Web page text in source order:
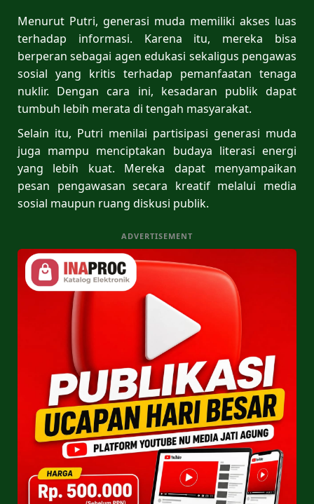
Menurut Putri, generasi muda memiliki akses luas
terhadap informasi. Karena itu, mereka bisa
berperan sebagai agen edukasi sekaligus pengawas
sosial yang kritis terhadap pemanfaatan tenaga
nuklir. Dengan cara ini, kesadaran publik dapat
tumbuh lebih merata di tengah masyarakat.
Selain itu, Putri menilai partisipasi generasi muda
juga mampu menciptakan budaya literasi energi
yang lebih kuat. Mereka dapat menyampaikan
pesan pengawasan secara kreatif melalui media
sosial maupun ruang diskusi publik.
ADVERTISEMENT